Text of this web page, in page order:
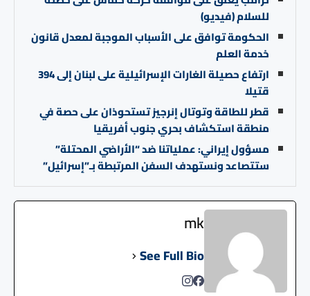
للسلام (فيديو)
الحكومة توافق على الأسباب الموجبة لمعدل قانون
خدمة العلم
ارتفاع حصيلة الغارات الإسرائيلية على لبنان إلى 394
قتيلا
قطر للطاقة وتوتال إنرجيز تستحوذان على حصة في
منطقة استكشاف بحري جنوب أفريقيا
مسؤول إيراني: عملياتنا ضد “الأراضي المحتلة”
ستتصاعد ونستهدف السفن المرتبطة بـ”إسرائيل”
mk
See Full Bio